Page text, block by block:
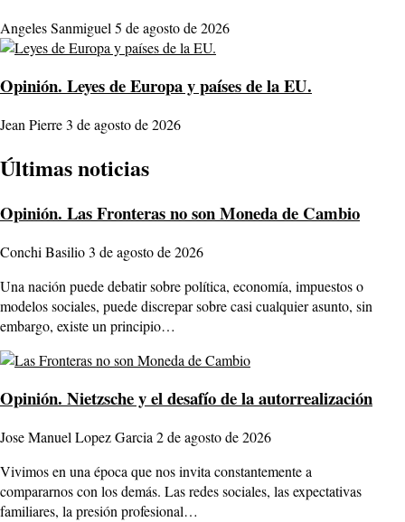
Angeles Sanmiguel 5 de agosto de 2026
Opinión. Leyes de Europa y países de la EU.
Jean Pierre3 de agosto de 2026
Últimas noticias
Opinión. Las Fronteras no son Moneda de Cambio
Conchi Basilio3 de agosto de 2026
Una nación puede debatir sobre política, economía, impuestos o
modelos sociales, puede discrepar sobre casi cualquier asunto, sin
embargo, existe un principio…
Opinión. Nietzsche y el desafío de la autorrealización
Jose Manuel Lopez Garcia 2 de agosto de 2026
Vivimos en una época que nos invita constantemente a
compararnos con los demás. Las redes sociales, las expectativas
familiares, la presión profesional…